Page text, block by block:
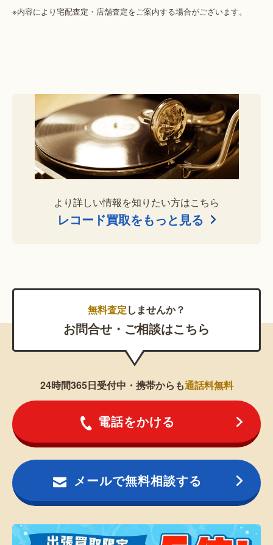
※内容により宅配査定・店舗査定をご案内する場合がございます。
より詳しい情報を知りたい方はこちら
レコード買取をもっと見る
無料査定しませんか？
お問合せ・ご相談はこちら
24時間365日受付中・携帯からも通話料無料
電話をかける
メールで無料相談する